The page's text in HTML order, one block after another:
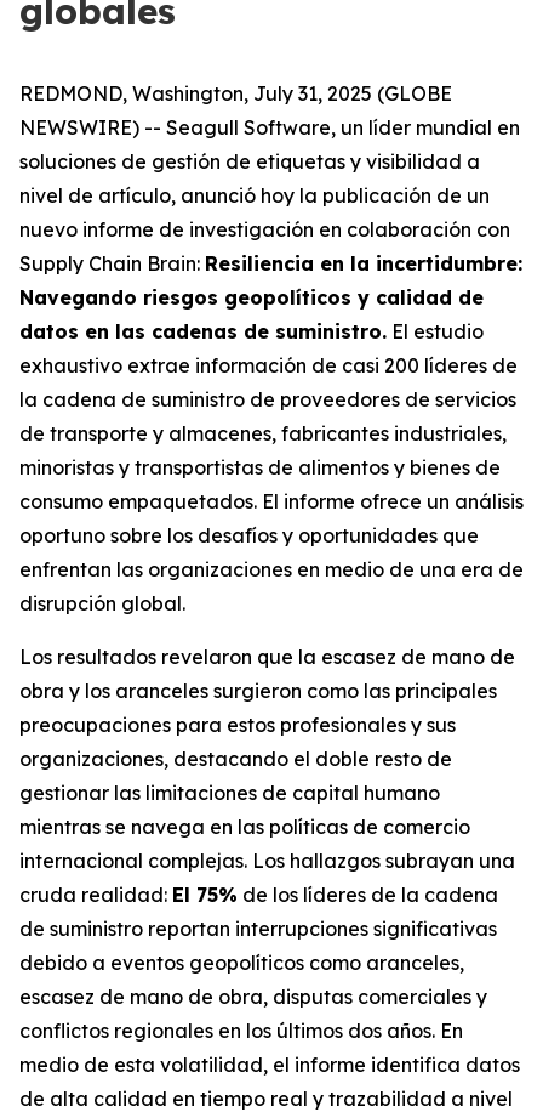
globales
REDMOND, Washington, July 31, 2025 (GLOBE
NEWSWIRE) -- Seagull Software, un líder mundial en
soluciones de gestión de etiquetas y visibilidad a
nivel de artículo, anunció hoy la publicación de un
nuevo informe de investigación en colaboración con
Supply Chain Brain: Resiliencia en la incertidumbre:
Navegando riesgos geopolíticos y calidad de
datos en las cadenas de suministro. El estudio
exhaustivo extrae información de casi 200 líderes de
la cadena de suministro de proveedores de servicios
de transporte y almacenes, fabricantes industriales,
minoristas y transportistas de alimentos y bienes de
consumo empaquetados. El informe ofrece un análisis
oportuno sobre los desafíos y oportunidades que
enfrentan las organizaciones en medio de una era de
disrupción global.
Los resultados revelaron que la escasez de mano de
obra y los aranceles surgieron como las principales
preocupaciones para estos profesionales y sus
organizaciones, destacando el doble resto de
gestionar las limitaciones de capital humano
mientras se navega en las políticas de comercio
internacional complejas. Los hallazgos subrayan una
cruda realidad: El 75% de los líderes de la cadena
de suministro reportan interrupciones significativas
debido a eventos geopolíticos como aranceles,
escasez de mano de obra, disputas comerciales y
conflictos regionales en los últimos dos años. En
medio de esta volatilidad, el informe identifica datos
de alta calidad en tiempo real y trazabilidad a nivel